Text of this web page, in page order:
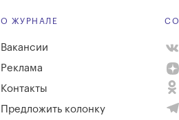
О ЖУРНАЛЕ
Вакансии
Реклама
Контакты
Предложить колонку